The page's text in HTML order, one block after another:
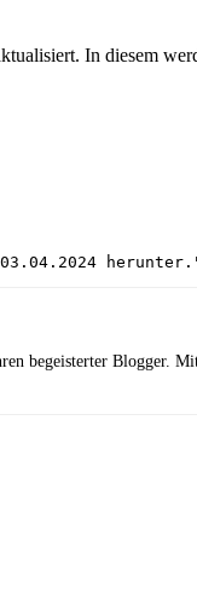
In diesem
begeisterter Blogger.